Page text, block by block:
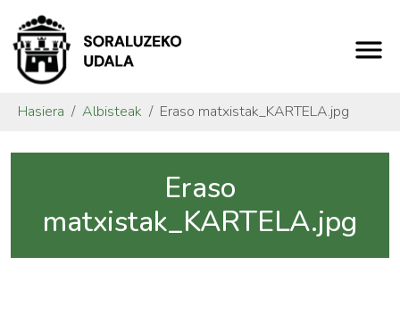
Hasiera Albisteak Eraso matxistak_KARTELA.jpg
Eraso
matxistak_KARTELA.jpg